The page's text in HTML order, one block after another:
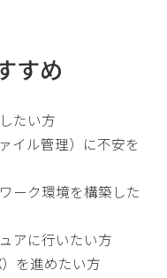
すめ
たい方
イル管理）に不安を
ーク環境を構築した
アに行いたい方
を進めたい方